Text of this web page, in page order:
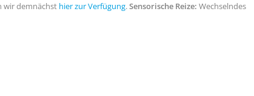
wir demnächst hier zur Verfügung.Sensorische Reize: Wechselndes